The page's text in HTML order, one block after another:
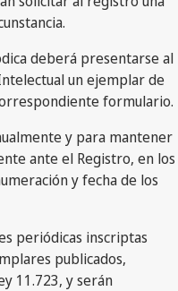
deberá presentarse al
un ejemplar de
formulario.
y para mantener
ante el Registro, en los
y fecha de los
periódicas inscriptas
publicados,
11.723, y serán